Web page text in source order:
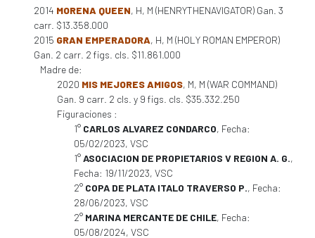
2014 MORENA QUEEN, H, M (HENRYTHENAVIGATOR) Gan. 3
carr. $13.358.000
2015 GRAN EMPERADORA, H, M (HOLY ROMAN EMPEROR)
Gan. 2 carr. 2 figs. cls. $11.861.000
Madre de:
2020 MIS MEJORES AMIGOS, M, M (WAR COMMAND)
Gan. 9 carr. 2 cls. y 9 figs. cls. $35.332.250
Figuraciones :
1° CARLOS ALVAREZ CONDARCO, Fecha:
05/02/2023, VSC
1°ASOCIACION DE PROPIETARIOS V REGION A. G.,
Fecha: 19/11/2023, VSC
2° COPA DE PLATA ITALO TRAVERSO P., Fecha:
28/06/2023, VSC
2° MARINA MERCANTE DE CHILE, Fecha:
05/08/2024, VSC